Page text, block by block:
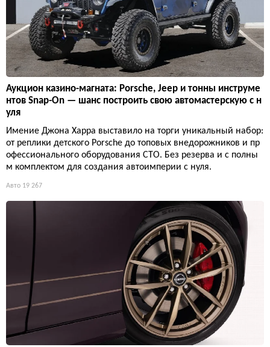
Аукцион казино-магната: Porsche, Jeep и тонны инструме
нтов Snap-On — шанс построить свою автомастерскую с н
уля
Имение Джона Харра выставило на торги уникальный набор:
от реплики детского Porsche до топовых внедорожников и пр
офессионального оборудования СТО. Без резерва и с полны
м комплектом для создания автоимперии с нуля.
Авто 19 267